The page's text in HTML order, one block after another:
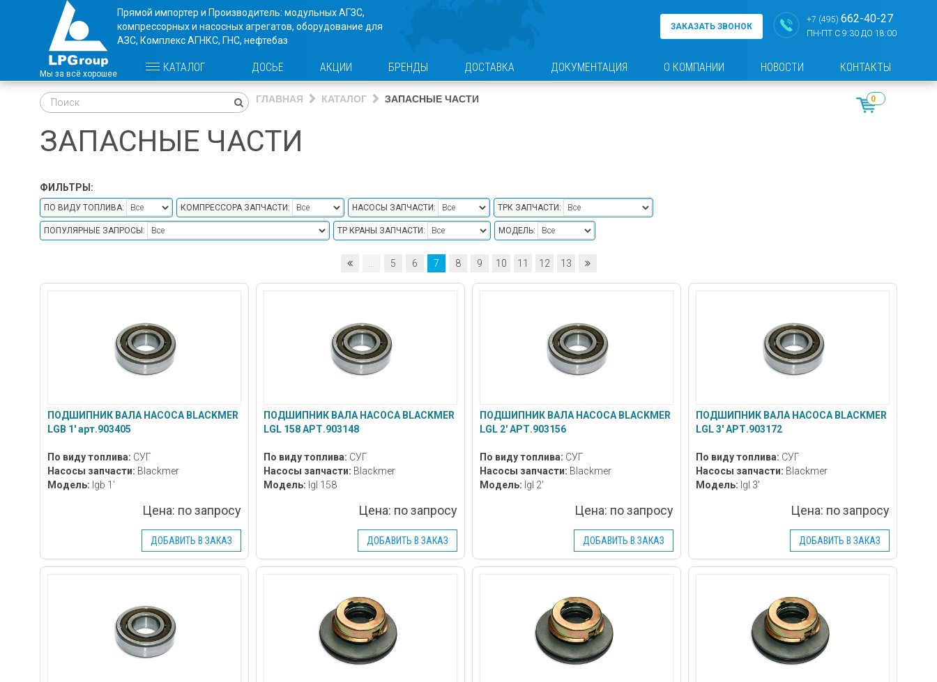
Прямой импортер и Производитель: модульных АГЗС,
компрессорных и насосных агрегатов, оборудование для
АЗС, Комплекс АГНКС, ГНС, нефтебаз
ЗАКАЗАТЬ ЗВОНОК
+7 (495) 662-40-27
ПН-ПТ С 9:30 ДО 18:00
КАТАЛОГ ДОСЬЕ АКЦИИ БРЕНДЫ ДОСТАВКА ДОКУМЕНТАЦИЯ О КОМПАНИИ НОВОСТИ КОНТАКТЫ
ГЛАВНАЯ КАТАЛОГ ЗАПАСНЫЕ ЧАСТИ 0
ЗАПАСНЫЕ ЧАСТИ
ФИЛЬТРЫ:
ПО ВИДУ ТОПЛИВА: КОМПРЕССОРА ЗАПЧАСТИ: НАСОСЫ ЗАПЧАСТИ: ТРК ЗАПЧАСТИ:
ПОПУЛЯРНЫЕ ЗАПРОСЫ: ТР КРАНЫ ЗАПЧАСТИ: МОДЕЛЬ:
... 5 6 7 8 9 10 11 12 13
ПОДШИПНИК ВАЛА НАСОСА BLACKMER
LGB 1' арт.903405
По виду топлива: СУГ
Насосы запчасти: Blackmer
Модель: lgb 1'
Цена: по запросу
ДОБАВИТЬ В ЗАКАЗ
ПОДШИПНИК ВАЛА НАСОСА BLACKMER
LGL 158 АРТ.903148
По виду топлива: СУГ
Насосы запчасти: Blackmer
Модель: lgl 158
Цена: по запросу
ДОБАВИТЬ В ЗАКАЗ
ПОДШИПНИК ВАЛА НАСОСА BLACKMER
LGL 2' АРТ.903156
По виду топлива: СУГ
Насосы запчасти: Blackmer
Модель: lgl 2'
Цена: по запросу
ДОБАВИТЬ В ЗАКАЗ
ПОДШИПНИК ВАЛА НАСОСА BLACKMER
LGL 3' АРТ.903172
По виду топлива: СУГ
Насосы запчасти: Blackmer
Модель: lgl 3'
Цена: по запросу
ДОБАВИТЬ В ЗАКАЗ